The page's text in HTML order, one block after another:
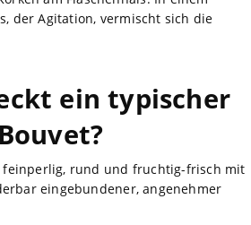
der Agitation, vermischt sich die
ein typischer
Bouvet?
feinperlig, rund und fruchtig-frisch mit
eingebundener, angenehmer